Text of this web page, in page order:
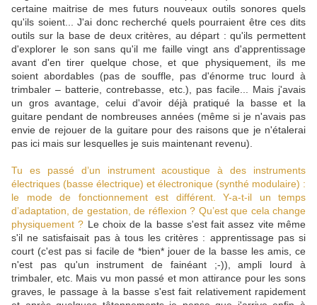
certaine maitrise de mes futurs nouveaux outils sonores quels
qu'ils soient... J'ai donc recherché quels pourraient être ces dits
outils sur la base de deux critères, au départ : qu'ils permettent
d'explorer le son sans qu'il me faille vingt ans d'apprentissage
avant d'en tirer quelque chose, et que physiquement, ils me
soient abordables (pas de souffle, pas d'énorme truc lourd à
trimbaler – batterie, contrebasse, etc.), pas facile... Mais j'avais
un gros avantage, celui d'avoir déjà pratiqué la basse et la
guitare pendant de nombreuses années (même si je n'avais pas
envie de rejouer de la guitare pour des raisons que je n'étalerai
pas ici mais sur lesquelles je suis maintenant revenu).
Tu es passé d’un instrument acoustique à des instruments
électriques (basse électrique) et électronique (synthé modulaire) :
le mode de fonctionnement est différent. Y-a-t-il un temps
d’adaptation, de gestation, de réflexion ? Qu’est que cela change
physiquement ? Le choix de la basse s'est fait assez vite même
s'il ne satisfaisait pas à tous les critères : apprentissage pas si
court (c'est pas si facile de *bien* jouer de la basse les amis, ce
n'est pas qu'un instrument de fainéant ;-)), ampli lourd à
trimbaler, etc. Mais vu mon passé et mon attirance pour les sons
graves, le passage à la basse s'est fait relativement rapidement